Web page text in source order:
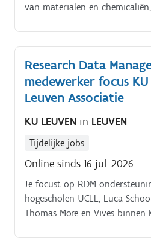
van materialen en
Research Data
medewerker focus KU
Leuven Associatie
KU LEUVEN in LEUVEN
Tijdelijke jobs
Online sinds 16 jul. 2026
Je focust op RDM
hogescholen UCLL, Luca
Thomas More en Vives binnen